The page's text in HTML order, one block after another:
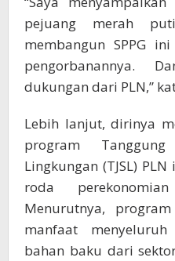
pejuang merah
membangun SPPG
pengorbanannya.
dukungan dari PLN,”
Lebih lanjut, dirinya
program
Lingkungan (TJSL)
roda
Menurutnya,
manfaat
bahan baku dari